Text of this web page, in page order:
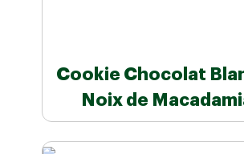
Cookie Chocolat
Noix de